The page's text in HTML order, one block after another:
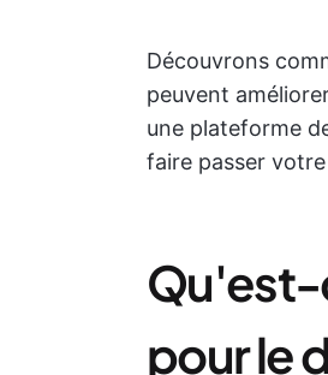
Découvrons
peuvent
une plateforme
faire passer votre
Qu'est-
pour le